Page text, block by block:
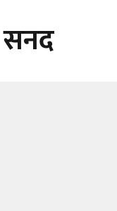
सनद